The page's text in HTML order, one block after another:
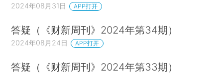
2024年08月31日 APP打开
答疑（《财新周刊》2024年第34期）
2024年08月24日 APP打开
答疑（《财新周刊》2024年第33期）